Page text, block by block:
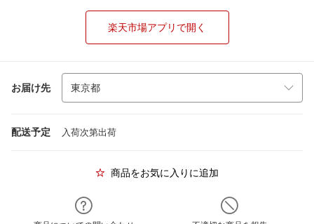
楽天市場アプリで開く
お届け先
配送予定 入荷次第出荷
商品をお気に入りに追加